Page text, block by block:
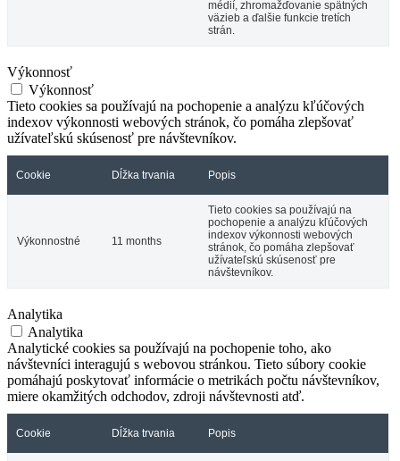
médií, zhromažďovanie spätných
väzieb a ďalšie funkcie tretích
strán.
Výkonnosť
Výkonnosť
Tieto cookies sa používajú na pochopenie a analýzu kľúčových
indexov výkonnosti webových stránok, čo pomáha zlepšovať
užívateľskú skúsenosť pre návštevníkov.
Cookie Dĺžka trvania Popis
Výkonnostné 11 months
Tieto cookies sa používajú na
pochopenie a analýzu kľúčových
indexov výkonnosti webových
stránok, čo pomáha zlepšovať
užívateľskú skúsenosť pre
návštevníkov.
Analytika
Analytika
Analytické cookies sa používajú na pochopenie toho, ako
návštevníci interagujú s webovou stránkou. Tieto súbory cookie
pomáhajú poskytovať informácie o metrikách počtu návštevníkov,
miere okamžitých odchodov, zdroji návštevnosti atď.
Cookie Dĺžka trvania Popis